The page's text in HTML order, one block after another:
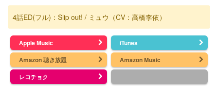
4話ED(フル)：Slip out! / ミュウ（CV：高橋李依）
Apple Music
iTunes
Amazon 聴き放題
Amazon Music
レコチョク